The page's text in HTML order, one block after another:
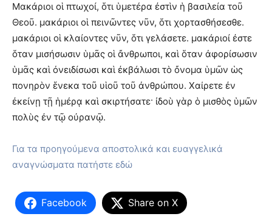
Μακάριοι οἱ πτωχοί, ὅτι ὑμετέρα ἐστὶν ἡ βασιλεία τοῦ
Θεοῦ. μακάριοι οἱ πεινῶντες νῦν, ὅτι χορτασθήσεσθε.
μακάριοι οἱ κλαίοντες νῦν, ὅτι γελάσετε. μακάριοί ἐστε
ὅταν μισήσωσιν ὑμᾶς οἱ ἄνθρωποι, καὶ ὅταν ἀφορίσωσιν
ὑμᾶς καὶ ὀνειδίσωσι καὶ ἐκβάλωσι τὸ ὄνομα ὑμῶν ὡς
πονηρὸν ἕνεκα τοῦ υἱοῦ τοῦ ἀνθρώπου. Χαίρετε ἐν
ἐκείνῃ τῇ ἡμέρᾳ καὶ σκιρτήσατε· ἰδοὺ γὰρ ὁ μισθὸς ὑμῶν
πολὺς ἐν τῷ οὐρανῷ.
Για τα προηγούμενα αποστολικά και ευαγγελικά
αναγνώσματα πατήστε εδώ
Facebook Share on X